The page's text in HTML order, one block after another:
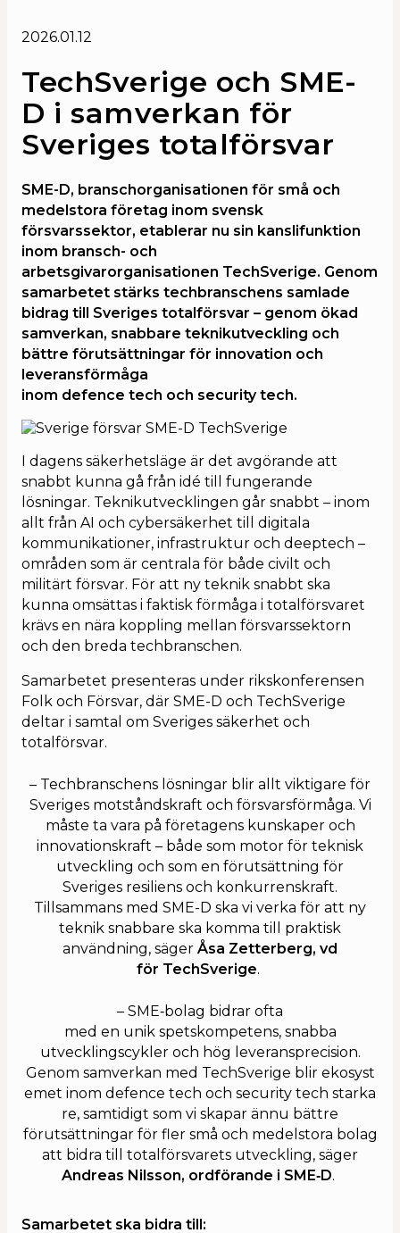
Kalendarium
2026.01.12
TechSverige och SME-
D i samverkan för
Sveriges totalförsvar
SME-D, branschorganisationen för små och
medelstora företag inom svensk
försvarssektor, etablerar nu sin kanslifunktion
inom bransch- och
arbetsgivarorganisationen TechSverige. Genom
samarbetet stärks techbranschens samlade
bidrag till Sveriges totalförsvar – genom ökad
samverkan, snabbare teknikutveckling och
bättre förutsättningar för innovation och
leveransförmåga
inom defence tech och security tech.
I dagens säkerhetsläge är det avgörande att
snabbt kunna gå från idé till fungerande
lösningar. Teknikutvecklingen går snabbt – inom
allt från AI och cybersäkerhet till digitala
kommunikationer, infrastruktur och deeptech –
områden som är centrala för både civilt och
militärt försvar. För att ny teknik snabbt ska
kunna omsättas i faktisk förmåga i totalförsvaret
krävs en nära koppling mellan försvarssektorn
och den breda techbranschen.
Samarbetet presenteras under rikskonferensen
Folk och Försvar, där SME-D och TechSverige
deltar i samtal om Sveriges säkerhet och
totalförsvar.
– Techbranschens lösningar blir allt viktigare för
Sveriges motståndskraft och försvarsförmåga. Vi
måste ta vara på företagens kunskaper och
innovationskraft – både som motor för teknisk
utveckling och som en förutsättning för
Sveriges resiliens och konkurrenskraft.
Tillsammans med SME-D ska vi verka för att ny
teknik snabbare ska komma till praktisk
användning, säger Åsa Zetterberg, vd
för TechSverige.
– SME‑bolag bidrar ofta
med en unik spetskompetens, snabba
utvecklingscykler och hög leveransprecision.
Genom samverkan med TechSverige blir ekosyst
emet inom defence tech och security tech starka
re, samtidigt som vi skapar ännu bättre
förutsättningar för fler små och medelstora bolag
att bidra till totalförsvarets utveckling, säger
Andreas Nilsson, ordförande i SME‑D.
Samarbetet ska bidra till: